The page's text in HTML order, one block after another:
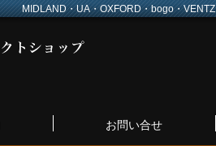
MIDLAND・UA・OXFORD・bogo・VENTZ
お問い合せ